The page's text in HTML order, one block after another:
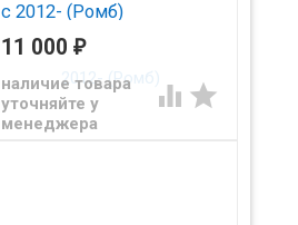
с 2012- (Ромб)
тем.беж+тем.беж
Чехлы из экокожи Автопилот
для Форд Куга 2 с 2012
11 000 ₽
наличие товара
уточняйте у
менеджера
 